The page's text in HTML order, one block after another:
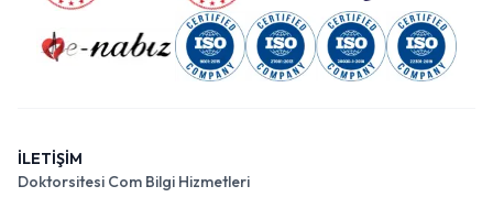
İLETİŞİM
Doktorsitesi Com Bilgi Hizmetleri